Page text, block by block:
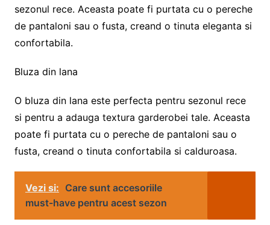
sezonul rece. Aceasta poate fi purtata cu o pereche
de pantaloni sau o fusta, creand o tinuta eleganta si
confortabila.
Bluza din lana
O bluza din lana este perfecta pentru sezonul rece
si pentru a adauga textura garderobei tale. Aceasta
poate fi purtata cu o pereche de pantaloni sau o
fusta, creand o tinuta confortabila si calduroasa.
Vezi si: Care sunt accesoriile
must-have pentru acest sezon